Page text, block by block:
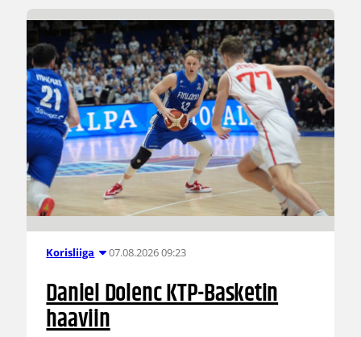
Korisliiga 07.08.2026 09:23
Daniel Dolenc KTP-Basketin
haaviin